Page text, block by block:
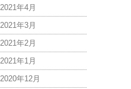
2021年4月
2021年3月
2021年2月
2021年1月
2020年12月